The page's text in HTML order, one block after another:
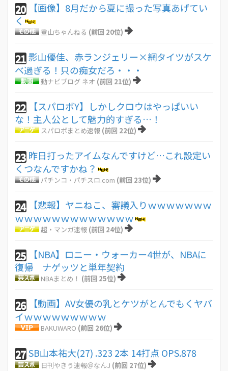
20
【画像】8月だから夏に撮った写真あげてい
く
登山ちゃんねる (前回 20位)
21影山優佳、赤ランジェリー×網タイツがスケ
ベ過ぎる！只の痴女だろ・・・
動ナビブログ ネオ (前回 21位)
22
【スパロボY】しかしクロウはやっぱいい
な！主人公として魅力的すぎる…！
スパロボまとめ速報 (前回 22位)
23 昨日打ったアイムなんですけど…これ設定い
くつなんですかね？
パチンコ・パチスロ.com (前回 23位)
24
【悲報】ヤニねこ、審議入りｗｗｗｗｗｗｗ
ｗｗｗｗｗｗｗｗｗｗｗｗｗ
超・マンガ速報 (前回 24位)
25
【NBA】ロニー・ウォーカー4世が、NBAに
復帰 ナゲッツと単年契約
NBAまとめ！ (前回 25位)
26
【動画】AV女優の乳とケツがとんでもくヤバ
イｗｗｗｗｗｗｗｗｗ
BAKUWARO (前回 26位)
27SB山本祐大(27) .323 2本 14打点 OPS.878
日刊やきう速報＠なんJ (前回 27位)